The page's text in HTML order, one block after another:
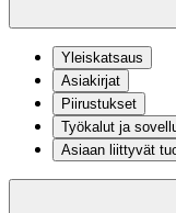
Yleiskatsaus
Asiakirjat
Piirustukset
Työkalut ja
Asiaan liittyvät